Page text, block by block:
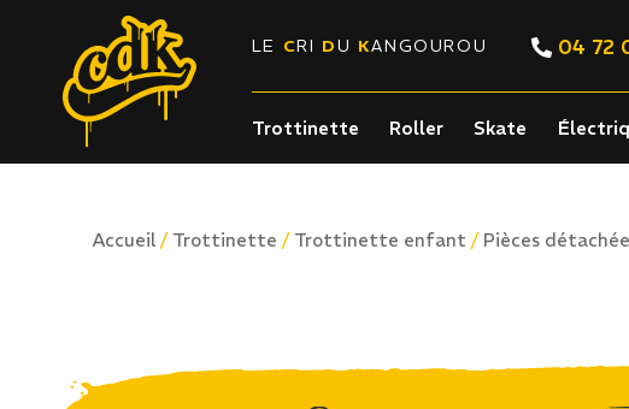
LE CRI DU KANGOUROU 04 72
Trottinette Roller Skate
Accueil / Trottinette / Trottinette enfant / Pièces